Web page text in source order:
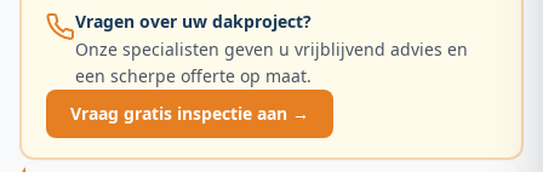
Vragen over uw dakproject?
Onze specialisten geven u vrijblijvend advies en
een scherpe offerte op maat.
Vraag gratis inspectie aan →